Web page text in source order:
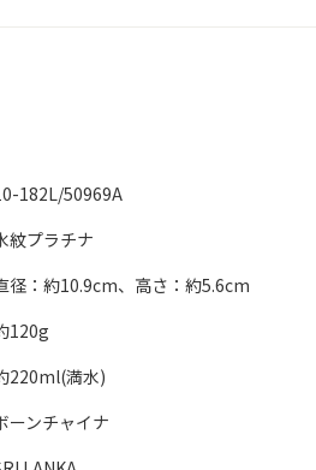
182L/50969A
紋プラチナ
径：約10.9cm、高さ：約5.6cm
120g
220ml(満水)
ーンチャイナ